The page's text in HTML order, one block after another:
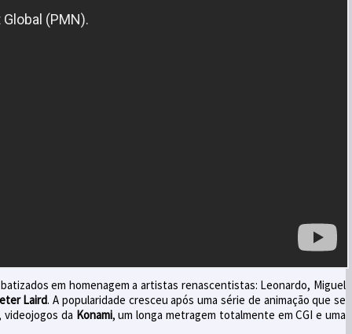
em homenagem a artistas renascentistas: Leonardo, Miguel
Laird. A popularidade cresceu após uma série de animação que se
videojogos da Konami, um longa metragem totalmente em CGI e uma